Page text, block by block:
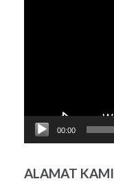
00:00
ALAMAT KAMI